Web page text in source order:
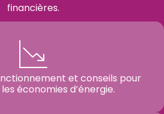
financières.
et conseils pour
économies d’énergie.